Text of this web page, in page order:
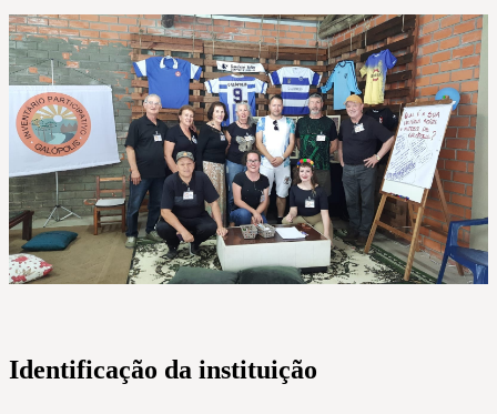
Identificação da instituição